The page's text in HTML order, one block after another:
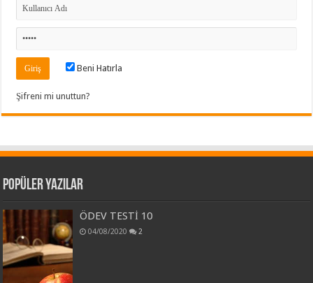
Beni Hatırla
Şifreni mi unuttun?
Popüler Yazılar
ÖDEV TESTİ 10
04/08/2020 2